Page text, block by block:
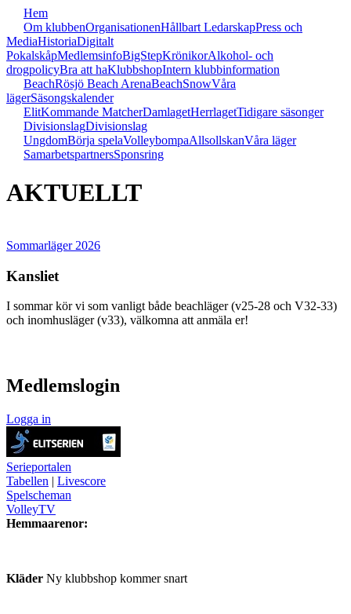
Hem
Om klubbenOrganisationenHållbart LedarskapPress och
MediaHistoriaDigitalt
PokalskåpMedlemsinfoBigStepKrönikorAlkohol- och
drogpolicyBra att haKlubbshopIntern klubbinformation
BeachRösjö Beach ArenaBeachSnowVåra
lägerSäsongskalender
ElitKommande MatcherDamlagetHerrlagetTidigare säsonger
DivisionslagDivisionslag
UngdomBörja spelaVolleybompaAllsollskanVåra läger
SamarbetspartnersSponsring
AKTUELLT
Sommarläger 2026
Kansliet
I sommar kör vi som vanligt både beachläger (v25-28 och V32-33)
och inomhusläger (v33), välkomna att anmäla er!
Medlemslogin
Logga in
Serieportalen
Tabellen | Livescore
Spelscheman
VolleyTV
Hemmaarenor:
Kläder Ny klubbshop kommer snart